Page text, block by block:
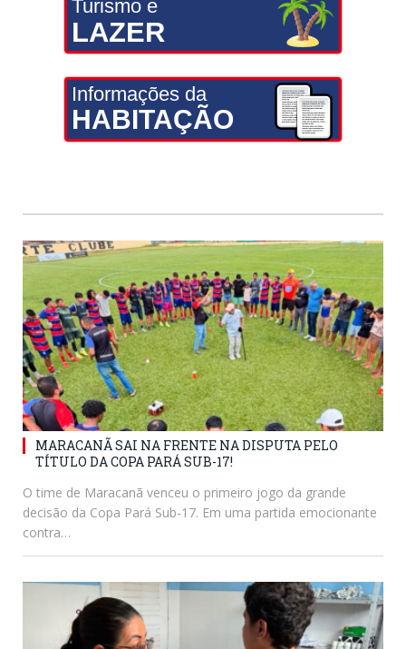
Turismo e
LAZER
Informações da
HABITAÇÃO
MARACANÃ SAI NA FRENTE NA DISPUTA PELO
TÍTULO DA COPA PARÁ SUB-17!
O time de Maracanã venceu o primeiro jogo da grande
decisão da Copa Pará Sub-17. Em uma partida emocionante
contra…